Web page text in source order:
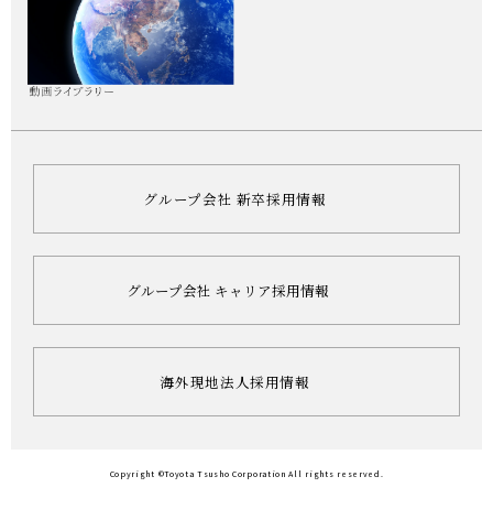
グループ会社 新卒採用情報
グループ会社 キャリア採用情報
海外現地法人採用情報
Copyright ©Toyota Tsusho Corporation All rights reserved.